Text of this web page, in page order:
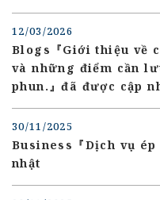
12/03/2026
Blogs『Giới thiệu về
và những điểm cần
phun.』đã được cập
30/11/2025
Business『Dịch vụ ép
nhật